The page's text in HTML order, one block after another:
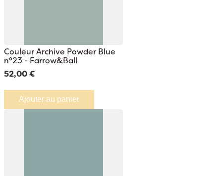
Couleur Archive Powder Blue
n°23 - Farrow&Ball
52,00 €
Ajouter au panier